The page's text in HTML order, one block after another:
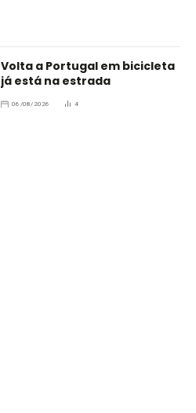
Volta a Portugal em bicicleta
já está na estrada
06/08/2026 4